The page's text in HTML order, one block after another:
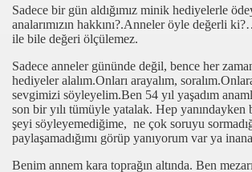
Sadece bir gün aldığımız minik hediyelerle
analarımızın hakkını?.Anneler öyle değerli
ile bile değeri ölçülemez.
Sadece anneler gününde değil, bence her
hediyeler alalım.Onları arayalım,
sevgimizi söyleyelim.Ben 54 yıl yaşadım
son bir yılı tümüyle yatalak. Hep yanındayken
şeyi söyleyemediğime, ne çok soruyu
paylaşamadığımı görüp yanıyorum var ya
Benim annem kara toprağın altında. Ben
İnsan Sevgime)
Saygı)
Kirliliği)